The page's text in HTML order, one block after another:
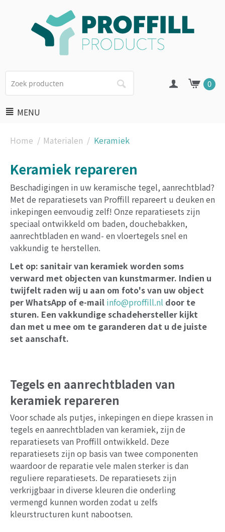
0
MENU
Home / Materialen / Keramiek
Keramiek repareren
Beschadigingen in uw keramische tegel, aanrechtblad?
Met de reparatiesets van Proffill repareert u deuken en
inkepingen eenvoudig zelf! Onze reparatiesets zijn
speciaal ontwikkeld om baden, douchebakken,
aanrechtbladen en wand- en vloertegels snel en
vakkundig te herstellen.
Let op: sanitair van keramiek worden soms
verward met objecten van kunstmarmer. Indien u
twijfelt raden wij u aan om foto's van uw object
per WhatsApp of e-mail info@proffill.nl door te
sturen. Een vakkundige schadehersteller kijkt
dan met u mee om te garanderen dat u de juiste
set aanschaft.
Tegels en aanrechtbladen van
keramiek repareren
Voor schade als putjes, inkepingen en diepe krassen in
tegels en aanrechtbladen van keramiek, zijn de
reparatiesets van Proffill ontwikkeld. Deze
reparatiesets zijn op basis van twee componenten
waardoor de reparatie vele malen sterker is dan
reguliere reparatiesets. De reparatiesets zijn
verkrijgbaar in diverse kleuren die onderling
vermengd kunnen worden zodat u zelfs
kleurstructuren kunt nabootsen.